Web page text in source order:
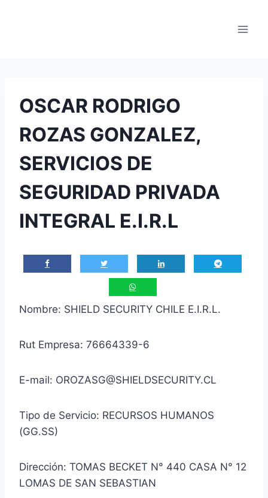
OSCAR RODRIGO
ROZAS GONZALEZ,
SERVICIOS DE
SEGURIDAD PRIVADA
INTEGRAL E.I.R.L
Nombre: SHIELD SECURITY CHILE E.I.R.L.
Rut Empresa: 76664339-6
E-mail: OROZASG@SHIELDSECURITY.CL
Tipo de Servicio: RECURSOS HUMANOS
(GG.SS)
Dirección: TOMAS BECKET N° 440 CASA N° 12
LOMAS DE SAN SEBASTIAN